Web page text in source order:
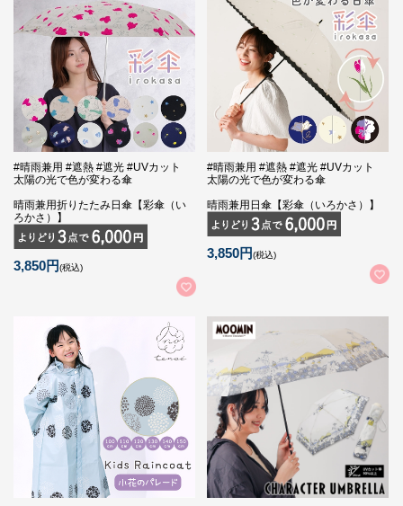
#晴雨兼用 #遮熱 #遮光 #UVカット
太陽の光で色が変わる傘
晴雨兼用折りたたみ日傘【彩傘（い
ろかさ）】
3,850円(税込)
#晴雨兼用 #遮熱 #遮光 #UVカット
太陽の光で色が変わる傘
晴雨兼用日傘【彩傘（いろかさ）】
3,850円(税込)